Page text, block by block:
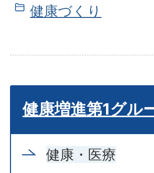
健康づくり
健康増進第1グル
健康・医療